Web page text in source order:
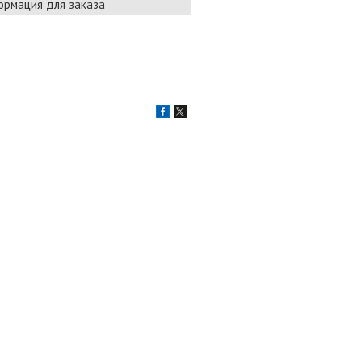
для заказа